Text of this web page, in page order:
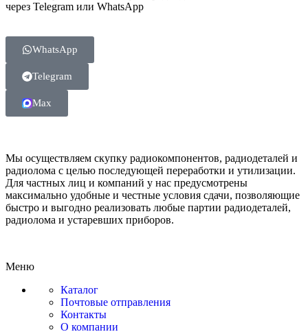
через Telegram или WhatsApp
WhatsApp
Telegram
Max
Мы осуществляем скупку радиокомпонентов, радиодеталей и
радиолома с целью последующей переработки и утилизации.
Для частных лиц и компаний у нас предусмотрены
максимально удобные и честные условия сдачи, позволяющие
быстро и выгодно реализовать любые партии радиодеталей,
радиолома и устаревших приборов.
Меню
Каталог
Почтовые отправления
Контакты
О компании